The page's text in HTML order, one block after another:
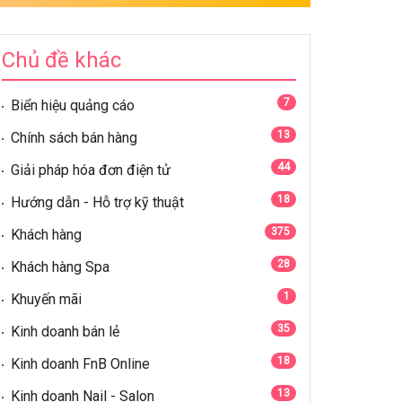
Chủ đề khác
Biển hiệu quảng cáo 7
Chính sách bán hàng 13
Giải pháp hóa đơn điện tử 44
Hướng dẫn - Hỗ trợ kỹ thuật 18
Khách hàng 375
Khách hàng Spa 28
Khuyến mãi 1
Kinh doanh bán lẻ 35
Kinh doanh FnB Online 18
Kinh doanh Nail - Salon 13